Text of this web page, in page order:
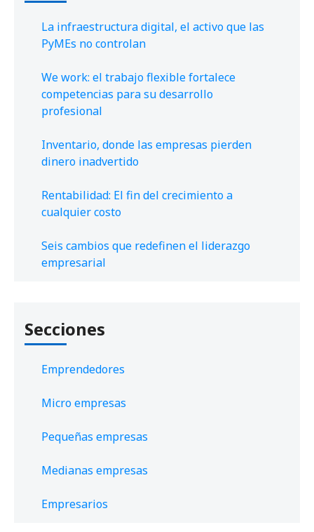
La infraestructura digital, el activo que las
PyMEs no controlan
We work: el trabajo flexible fortalece
competencias para su desarrollo
profesional
Inventario, donde las empresas pierden
dinero inadvertido
Rentabilidad: El fin del crecimiento a
cualquier costo
Seis cambios que redefinen el liderazgo
empresarial
Secciones
Emprendedores
Micro empresas
Pequeñas empresas
Medianas empresas
Empresarios